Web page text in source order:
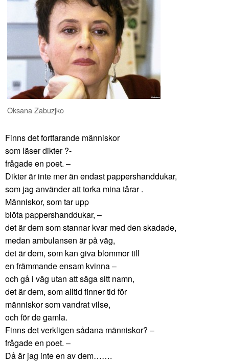
Oksana Zabuzjko
Finns det fortfarande människor
som läser dikter ?-
frågade en poet. –
Dikter är inte mer än endast pappershanddukar,
som jag använder att torka mina tårar .
Människor, som tar upp
blöta pappershanddukar, –
det är dem som stannar kvar med den skadade,
medan ambulansen är på väg,
det är dem, som kan giva blommor till
en främmande ensam kvinna –
och gå i väg utan att säga sitt namn,
det är dem, som alltid finner tid för
människor som vandrat vilse,
och för de gamla.
Finns det verkligen sådana människor? –
frågade en poet. –
Då är jag inte en av dem…….